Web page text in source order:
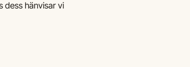
dess hänvisar vi